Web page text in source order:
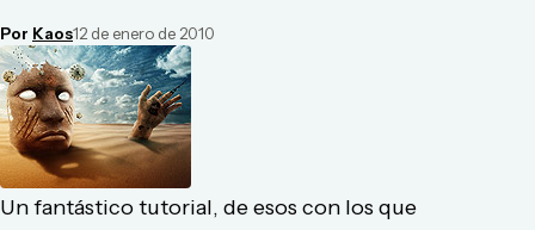
Por Kaos12 de enero de 2010
Un fantástico tutorial, de esos con los que